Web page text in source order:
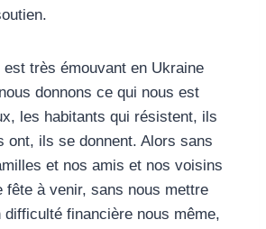
très émouvant en Ukraine
donnons ce qui nous est
les habitants qui résistent, ils
ont, ils se donnent. Alors sans
et nos amis et nos voisins
fête à venir, sans nous mettre
difficulté financière nous même,